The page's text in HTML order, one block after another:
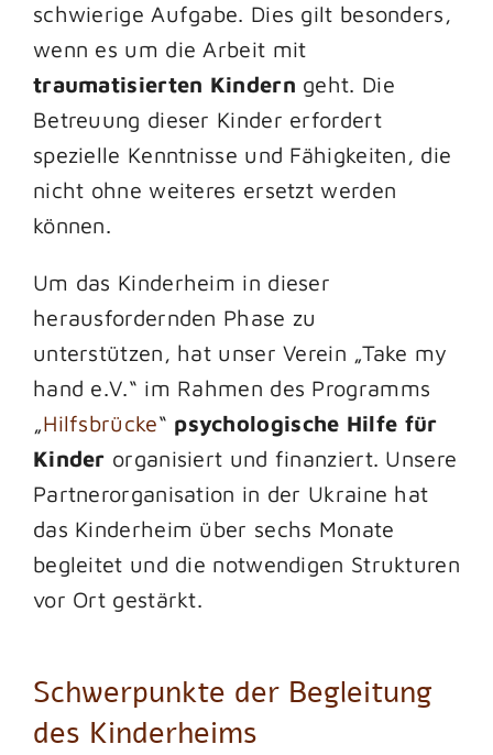
schwierige Aufgabe. Dies gilt besonders,
wenn es um die Arbeit mit
traumatisierten Kindern geht. Die
Betreuung dieser Kinder erfordert
spezielle Kenntnisse und Fähigkeiten, die
nicht ohne weiteres ersetzt werden
können.
Um das Kinderheim in dieser
herausfordernden Phase zu
unterstützen, hat unser Verein „Take my
hand e.V.“ im Rahmen des Programms
„Hilfsbrücke“ psychologische Hilfe für
Kinder organisiert und finanziert. Unsere
Partnerorganisation in der Ukraine hat
das Kinderheim über sechs Monate
begleitet und die notwendigen Strukturen
vor Ort gestärkt.
Schwerpunkte der Begleitung
des Kinderheims